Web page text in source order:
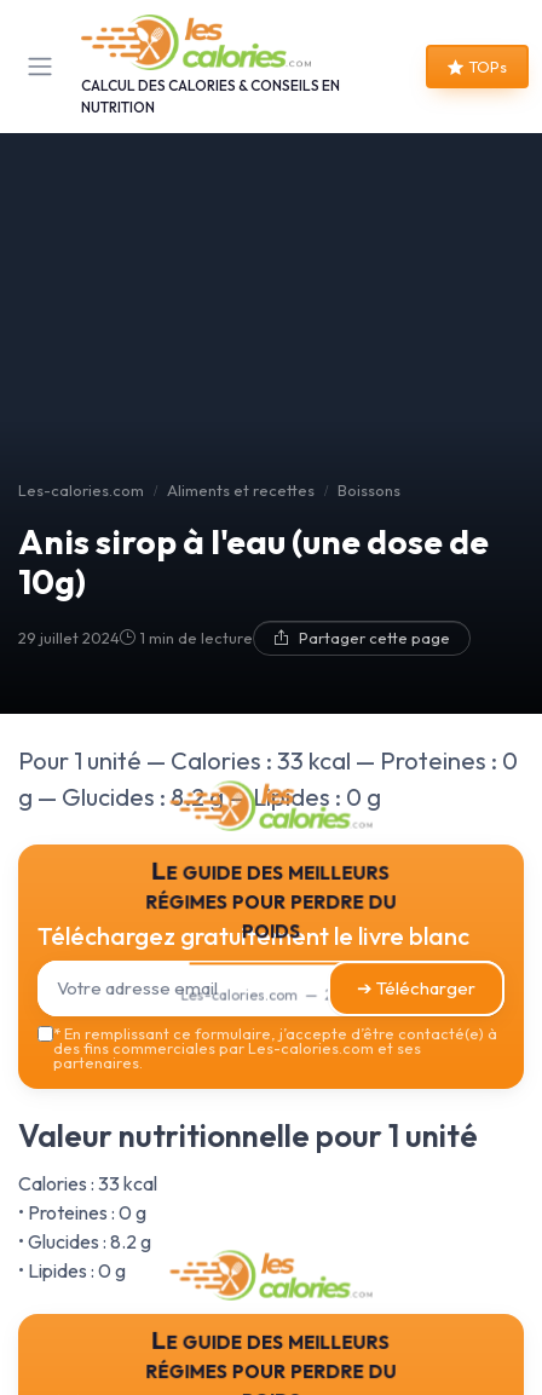
CALCUL DES CALORIES & CONSEILS EN
NUTRITION
TOPs
Les-calories.com Aliments et recettes Boissons
Anis sirop à l'eau (une dose de
10g)
29 juillet 2024 1 min de lecture Partager cette page
Pour 1 unité — Calories : 33 kcal — Proteines : 0
g — Glucides : 8.2 g — Lipides : 0 g
Le guide des meilleurs
régimes pour perdre du
poids
Les-calories.com — 2026
Téléchargez gratuitement le livre blanc
➔ Télécharger
*En remplissant ce formulaire, j’accepte d’être contacté(e) à
des fins commerciales par Les-calories.com et ses
partenaires.
Valeur nutritionnelle pour 1 unité
Calories : 33 kcal
• Proteines : 0 g
• Glucides : 8.2 g
• Lipides : 0 g
Le guide des meilleurs
régimes pour perdre du
Panneau de gestion des cookies